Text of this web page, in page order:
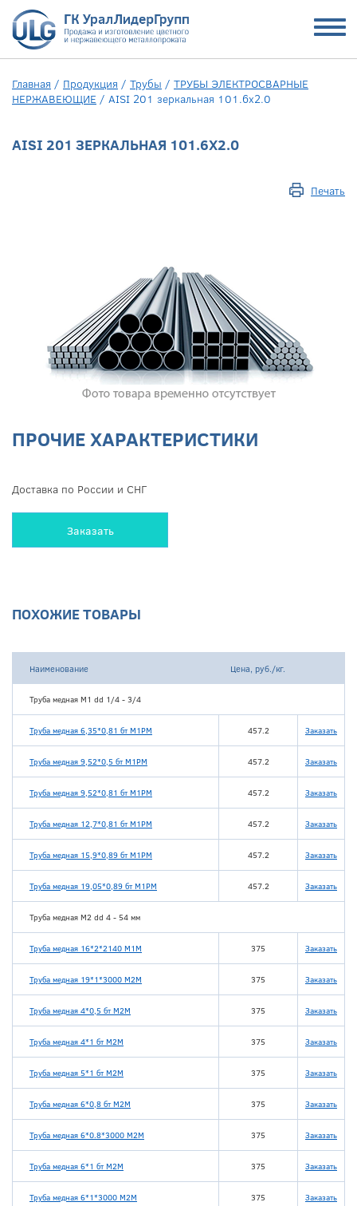
Главная / Продукция / Трубы / ТРУБЫ ЭЛЕКТРОСВАРНЫЕ
НЕРЖАВЕЮЩИЕ / AISI 201 зеркальная 101.6х2.0
AISI 201 ЗЕРКАЛЬНАЯ 101.6Х2.0
Печать
ПРОЧИЕ ХАРАКТЕРИСТИКИ
Доставка по России и СНГ
Заказать
ПОХОЖИЕ ТОВАРЫ
Наименование Цена, руб./кг.
Труба медная М1 dd 1/4 - 3/4
Труба медная 6,35*0,81 бт М1РМ 457.2 Заказать
Труба медная 9,52*0,5 бт М1РМ 457.2 Заказать
Труба медная 9,52*0,81 бт М1РМ 457.2 Заказать
Труба медная 12,7*0,81 бт М1РМ 457.2 Заказать
Труба медная 15,9*0,89 бт М1РМ 457.2 Заказать
Труба медная 19,05*0,89 бт М1РМ 457.2 Заказать
Труба медная М2 dd 4 - 54 мм
Труба медная 16*2*2140 М1М 375 Заказать
Труба медная 19*1*3000 М2М 375 Заказать
Труба медная 4*0,5 бт М2М 375 Заказать
Труба медная 4*1 бт М2М 375 Заказать
Труба медная 5*1 бт М2М 375 Заказать
Труба медная 6*0,8 бт М2М 375 Заказать
Труба медная 6*0.8*3000 М2М 375 Заказать
Труба медная 6*1 бт М2М 375 Заказать
Труба медная 6*1*3000 М2М 375 Заказать